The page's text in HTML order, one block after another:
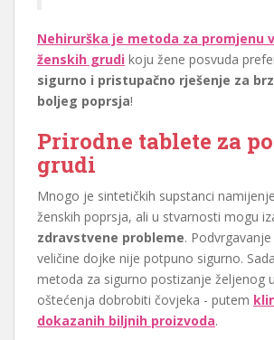
Nehirurška je metoda za promjenu
ženskih grudi koju žene posvuda
sigurno i pristupačno rješenje za
boljeg poprsja!
Prirodne tablete za
grudi
Mnogo je sintetičkih supstanci
ženskih poprsja, ali u stvarnosti mogu
zdravstvene probleme.
veličine dojke nije potpuno sigurno.
metoda za sigurno postizanje željenog
oštećenja dobrobiti čovjeka - putem
dokazanih biljnih proizvoda.